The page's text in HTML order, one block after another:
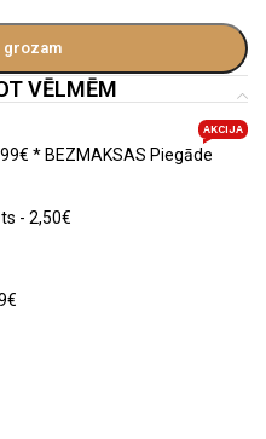
grozam
VĒLMĒM
* BEZMAKSAS Piegāde
AKCIJA
- 2,50€